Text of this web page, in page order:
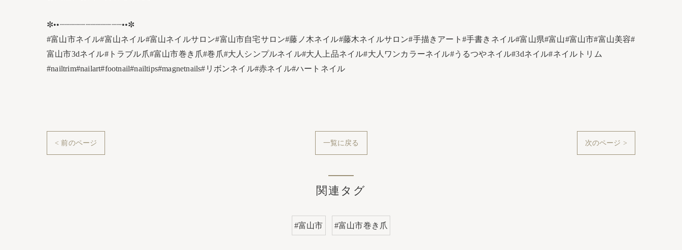
✼••┈┈┈┈┈┈┈┈┈┈┈┈••✼
#富山市ネイル#富山ネイル#富山ネイルサロン#富山市自宅サロン#藤ノ木ネイル#藤木ネイルサロン#手描きアート#手書きネイル#富山県#富山#富山市#富山美容#
富山市3dネイル#トラブル爪#富山市巻き爪#巻爪#大人シンプルネイル#大人上品ネイル#大人ワンカラーネイル#うるつやネイル#3dネイル#ネイルトリム
#nailtrim#nailart#footnail#nailtips#magnetnails#リボンネイル#赤ネイル#ハートネイル
< 前のページ 一覧に戻る 次のページ >
関連タグ
#富山市 #富山市巻き爪